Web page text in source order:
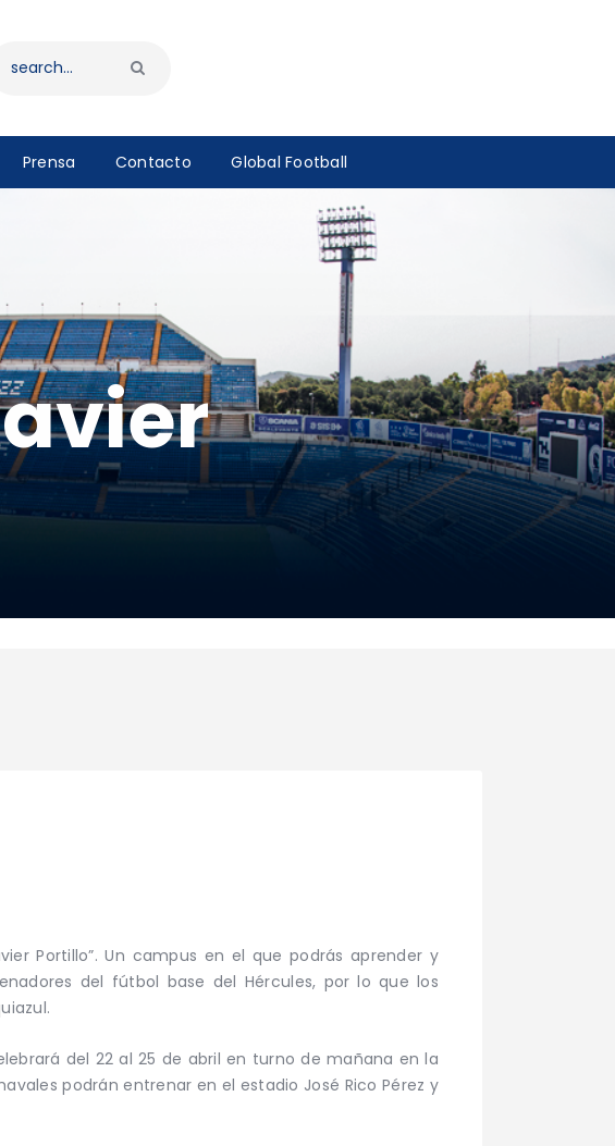
Prensa Contacto Global Football
Portillo”. Un campus en el que podrás aprender y
del fútbol base del Hércules, por lo que los
del 22 al 25 de abril en turno de mañana en la
podrán entrenar en el estadio José Rico Pérez y